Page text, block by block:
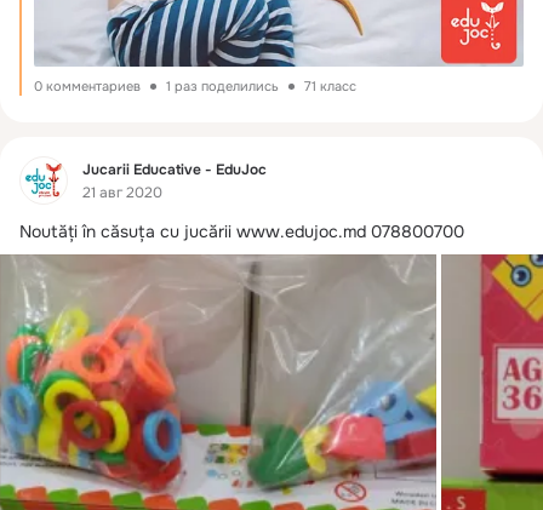
0 комментариев 1 раз поделились 71 класс
Фид
Jucarii Educative - EduJoc
21 авг 2020
Noutăți în căsuța cu jucării www.edujoc.md 078800700